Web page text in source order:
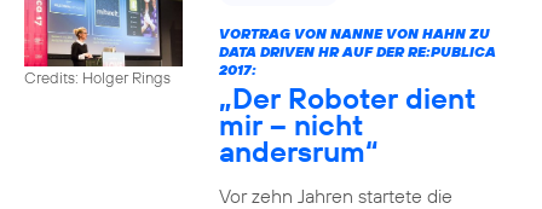
Credits: Holger Rings
VORTRAG VON NANNE VON HAHN ZU
DATA DRIVEN HR AUF DER RE:PUBLICA
2017:
„Der Roboter dient
mir – nicht
andersrum“
Vor zehn Jahren startete die